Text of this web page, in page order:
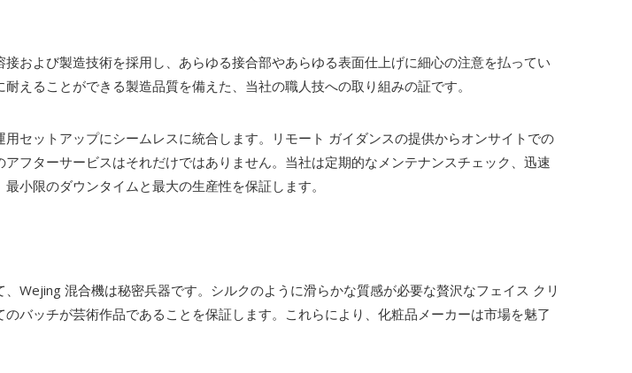
および製造技術を採用し、あらゆる接合部やあらゆる表面仕上げに細心の注意を払ってい
えることができる製造品質を備えた、当社の職人技への取り組みの証です。
セットアップにシームレスに統合します。リモート ガイダンスの提供からオンサイトでの
フターサービスはそれだけではありません。当社は定期的なメンテナンスチェック、迅速
小限のダウンタイムと最大の生産性を保証します。
Wejing 混合機は秘密兵器です。シルクのように滑らかな質感が必要な贅沢なフェイス クリ
バッチが芸術作品であることを保証します。これらにより、化粧品メーカーは市場を魅了